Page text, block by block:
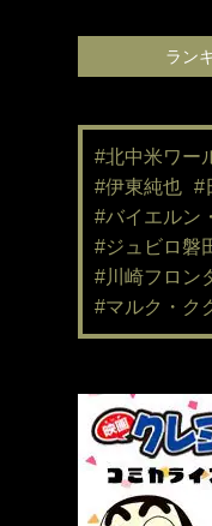
ラン
#北中米ワー
#伊東純也 #
#バイエルン
#ジュビロ磐
#川崎フロン
#マルク・ク